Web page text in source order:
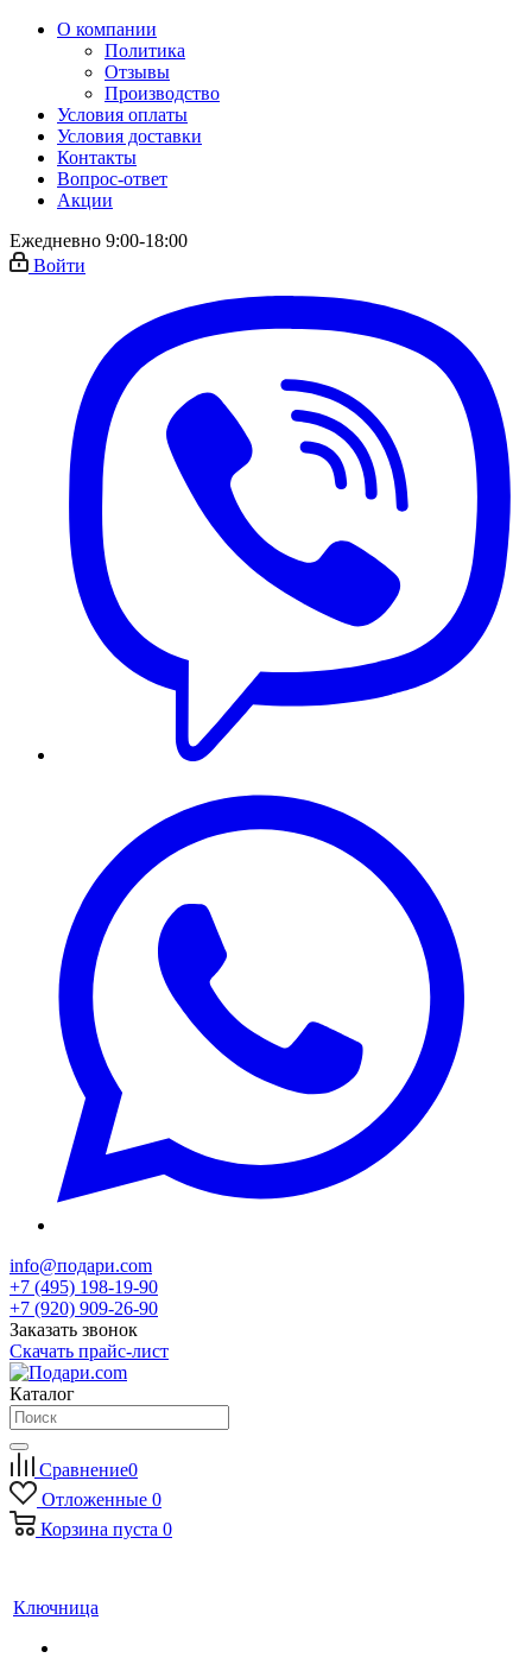
О компании
Политика
Отзывы
Производство
Условия оплаты
Условия доставки
Контакты
Вопрос-ответ
Акции
Ежедневно 9:00-18:00
Войти
info@подари.com
+7 (495) 198-19-90
+7 (920) 909-26-90
Заказать звонок
Скачать прайс-лист
Каталог
Сравнение0
Отложенные 0
Корзина пуста 0
Ключница